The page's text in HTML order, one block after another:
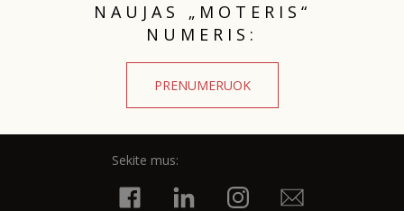
NAUJAS „MOTERIS“
NUMERIS:
PRENUMERUOK
Sekite mus: